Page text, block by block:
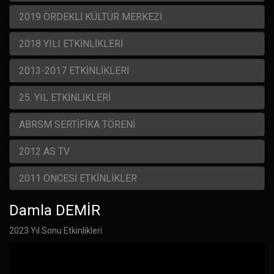
2019 ÖRDEKLİ KÜLTÜR MERKEZİ
2018 YILI ETKİNLİKLERİ
2013-2017 ETKİNLİKLERİ
25. YIL ETKİNLİKLERİ
ABRSM SERTİFİKA TÖRENİ
2012 AS TV
2011 ÖNCESİ ETKİNLİKLER
Damla DEMİR
2023 Yıl Sonu Etkinlikleri